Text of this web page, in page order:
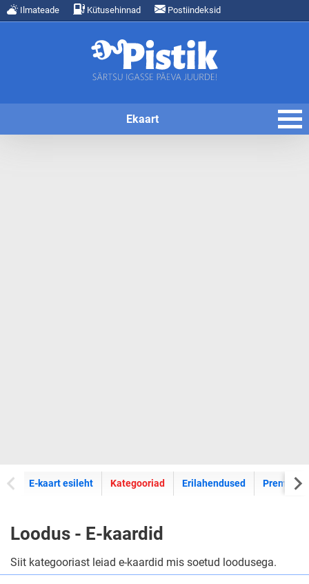
Ilmateade Kütusehinnad Postiindeksid
Ekaart
E-kaart esileht E-kaartide
Kategooriad Erilahendused Premium
Loodus - E-kaardid
Siit kategooriast leiad e-kaardid mis soetud loodusega.